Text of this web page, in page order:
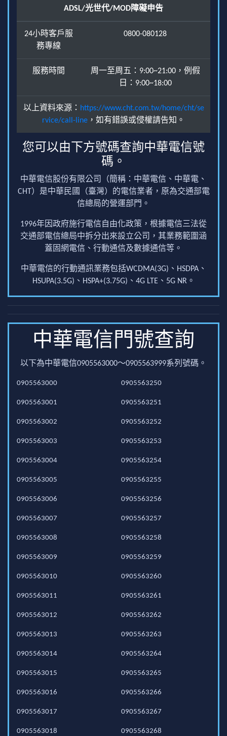
ADSL/光世代/MOD障礙申告
24小時客戶服
務專線
0800-080128
服務時間
周一至周五：9:00~21:00，例假
日：9:00~18:00
以上資料來源： https://www.cht.com.tw/home/cht/se
rvice/call-line ，如有錯誤或侵權請告知。
您可以由下方號碼查詢中華電信號
碼。
中華電信股份有限公司（簡稱：中華電信、中華電、
CHT）是中華民國（臺灣）的電信業者，原為交通部電
信總局的營運部門。
1996年因政府施行電信自由化政策，根據電信三法從
交通部電信總局中拆分出來設立公司，其業務範圍涵
蓋固網電信、行動通信及數據通信等。
中華電信的行動通訊業務包括WCDMA(3G)、HSDPA、
HSUPA(3.5G)、HSPA+(3.75G)、4G LTE、5G NR。
中華電信門號查詢
以下為中華電信0905563000～0905563999系列號碼。
0905563000
0905563001
0905563002
0905563003
0905563004
0905563005
0905563006
0905563007
0905563008
0905563009
0905563010
0905563011
0905563012
0905563013
0905563014
0905563015
0905563016
0905563017
0905563018
0905563250
0905563251
0905563252
0905563253
0905563254
0905563255
0905563256
0905563257
0905563258
0905563259
0905563260
0905563261
0905563262
0905563263
0905563264
0905563265
0905563266
0905563267
0905563268